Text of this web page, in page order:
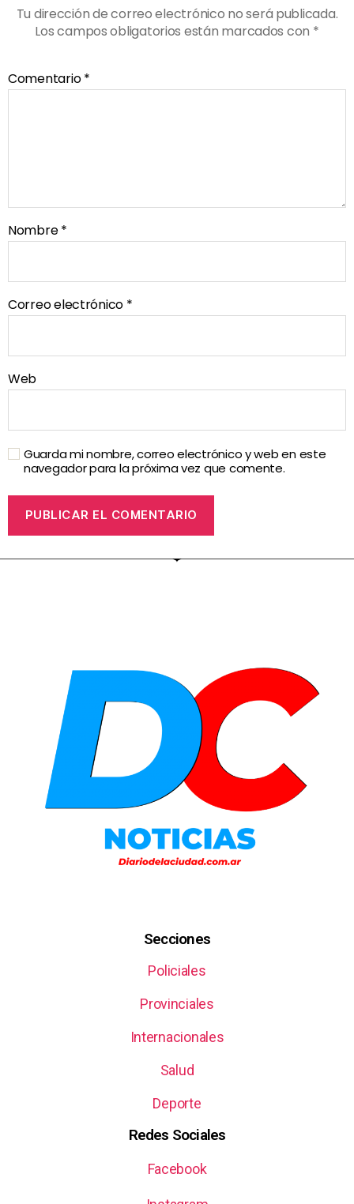
Tu dirección de correo electrónico no será publicada.
Los campos obligatorios están marcados con *
Comentario*
Nombre*
Correo electrónico *
Web
Guarda mi nombre, correo electrónico y web en este
navegador para la próxima vez que comente.
Secciones
Policiales
Provinciales
Internacionales
Salud
Deporte
Redes Sociales
Facebook